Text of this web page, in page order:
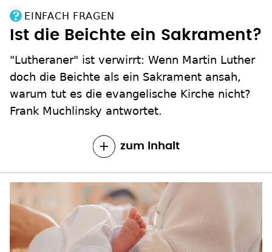
EINFACH FRAGEN
Ist die Beichte ein Sakrament?
"Lutheraner" ist verwirrt: Wenn Martin Luther
doch die Beichte als ein Sakrament ansah,
warum tut es die evangelische Kirche nicht?
Frank Muchlinsky antwortet.
zum Inhalt